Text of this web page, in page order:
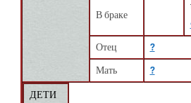
В браке
Отец ?
Мать ?
ДЕТИ